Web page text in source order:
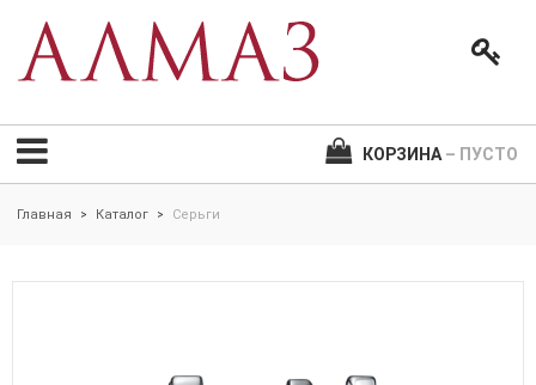
КОРЗИНА – ПУСТО
Главная > Каталог > Серьги